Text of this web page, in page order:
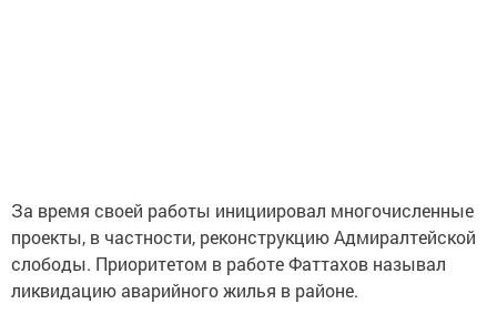
За время своей работы инициировал многочисленные
проекты, в частности, реконструкцию Адмиралтейской
слободы. Приоритетом в работе Фаттахов называл
ликвидацию аварийного жилья в районе.